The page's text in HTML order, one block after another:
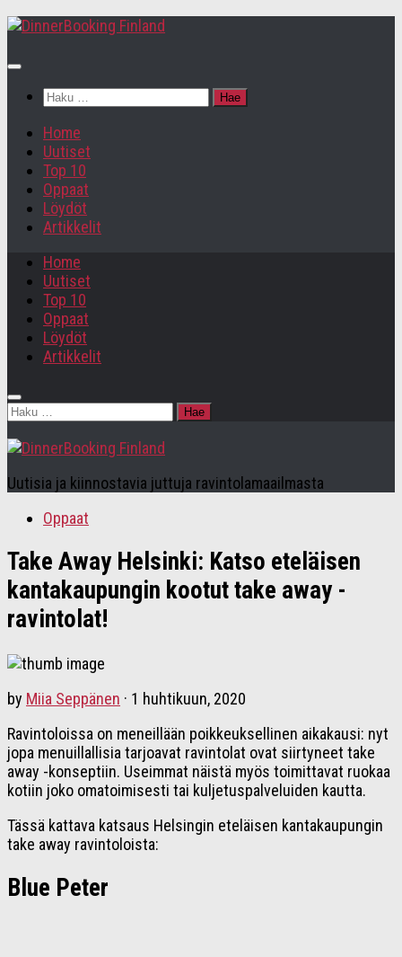
Haku:
Home
Uutiset
Top 10
Oppaat
Löydöt
Artikkelit
Home
Uutiset
Top 10
Oppaat
Löydöt
Artikkelit
Haku:
Uutisia ja kiinnostavia juttuja ravintolamaailmasta
Oppaat
Take Away Helsinki: Katso eteläisen
kantakaupungin kootut take away -
ravintolat!
by Miia Seppänen · 1 huhtikuun, 2020
Ravintoloissa on meneillään poikkeuksellinen aikakausi: nyt
jopa menuillallisia tarjoavat ravintolat ovat siirtyneet take
away -konseptiin. Useimmat näistä myös toimittavat ruokaa
kotiin joko omatoimisesti tai kuljetuspalveluiden kautta.
Tässä kattava katsaus Helsingin eteläisen kantakaupungin
take away ravintoloista:
Blue Peter